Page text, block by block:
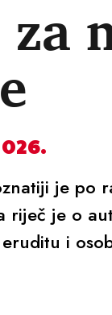
je po
riječ je o
i